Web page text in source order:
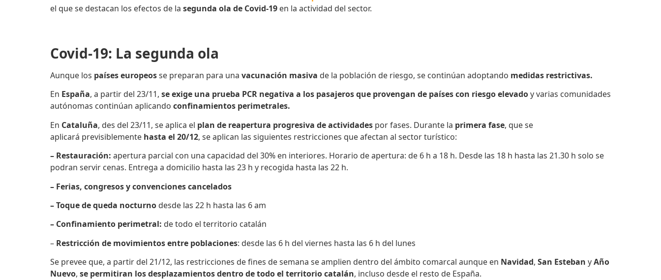
el que se destacan los efectos de la segunda ola de Covid-19 en la actividad del sector.
Covid-19: La segunda ola
Aunque los países europeosse preparan para una vacunación masiva de la población de riesgo, se continúan adoptando medidas restrictivas.
En España, a partir del 23/11, se exige una prueba PCR negativa a los pasajeros que provengan de países con riesgo elevadoy varias comunidades
autónomas continúan aplicando confinamientos perimetrales.
En Cataluña, des del 23/11, se aplica el plan de reapertura progresiva de actividades por fases. Durante la primera fase, que se
aplicará previsiblemente hasta el 20/12, se aplican las siguientes restricciones que afectan al sector turístico:
– Restauración: apertura parcial con una capacidad del 30% en interiores. Horario de apertura: de 6 h a 18 h. Desde las 18 h hasta las 21.30 h solo se
podran servir cenas. Entrega a domicilio hasta las 23 h y recogida hasta las 22 h.
– Ferias, congresos y convencionescancelados
– Toque de queda nocturno desde las 22 h hasta las 6 am
– Confinamiento perimetral: de todo el territorio catalán
– Restricción de movimientos entre poblaciones: desde las 6 h del viernes hasta las 6 h del lunes
Se prevee que, a partir del 21/12, las restricciones de fines de semana se amplien dentro del ámbito comarcal aunque en Navidad, San Esteban yAño
Nuevo, se permitiran los desplazamientos dentro de todo el territorio catalán, incluso desde el resto de España.